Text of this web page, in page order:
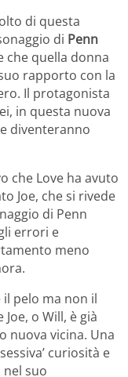
di questa
di Penn
che quella donna
rapporto con la
Il protagonista
in questa nuova
diventeranno
che Love ha avuto
Joe, che si rivede
di Penn
errori e
meno
pelo ma non il
o Will, è già
nuova vicina. Una
curiosità e
suo